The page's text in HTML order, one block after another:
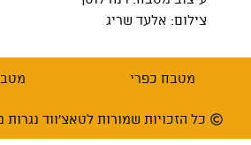
צילום: אלעד שריג
מטבח כפרי
כל הזכויות שמורות לטאצ'ווד נגרות